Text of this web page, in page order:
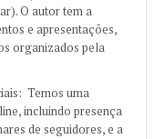
O autor tem a
e apresentações,
organizados pela
Temos uma
incluindo presença
de seguidores, e a